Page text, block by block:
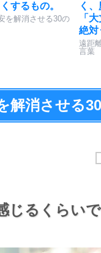
するもの。
を解消させる30の
く、
「
絶対
遠距
言葉
解消させる
じるくらい